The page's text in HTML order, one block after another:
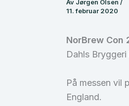
Av Jørgen Olsen /
11. februar 2020
NorBrew Con
Dahls Bryggeri
På messen vil
England.